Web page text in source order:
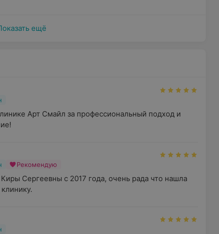
ещё
Арт Смайл за профессиональный подход и
Рекомендую
Сергеевны с 2017 года, очень рада что нашла